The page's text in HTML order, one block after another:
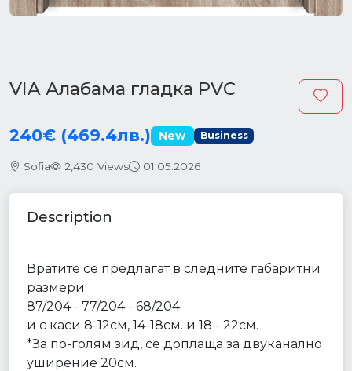
VIA Алабама гладка PVC
240€ (469.4лв.) New Business
Sofia 2,430 Views 01.05.2026
Description
Вратите се предлагат в следните габаритни
размери:
87/204 - 77/204 - 68/204
и с каси 8-12см, 14-18см. и 18 - 22см.
*За по-голям зид, се доплаща за двуканално
уширение 20см.